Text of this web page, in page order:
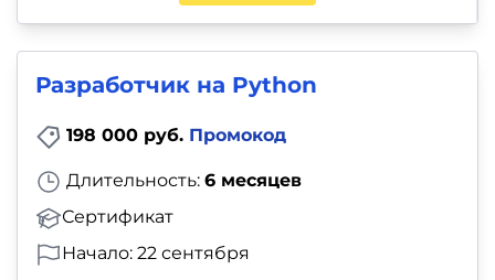
Разработчик на Python
198 000 руб. Промокод
Длительность: 6 месяцев
Сертификат
Начало: 22 сентября